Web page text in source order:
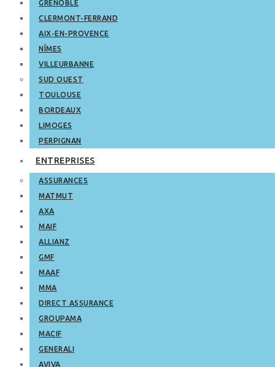
GRENOBLE
CLERMONT-FERRAND
AIX-EN-PROVENCE
NÎMES
VILLEURBANNE
SUD OUEST
TOULOUSE
BORDEAUX
LIMOGES
PERPIGNAN
ENTREPRISES
ASSURANCES
MATMUT
AXA
MAIF
ALLIANZ
GMF
MAAF
MMA
DIRECT ASSURANCE
GROUPAMA
MACIF
GENERALI
AVIVA